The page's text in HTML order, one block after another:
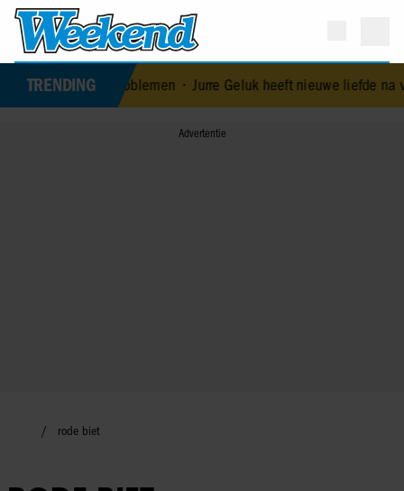
TRENDING
huwelijksproblemen•Jurre Geluk heeft nieuwe liefde na
rode biet